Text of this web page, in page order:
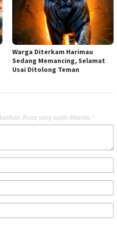
Warga Diterkam Harimau
Sedang Memancing, Selamat
Usai Ditolong Teman
Ruas yang wajib ditandai *